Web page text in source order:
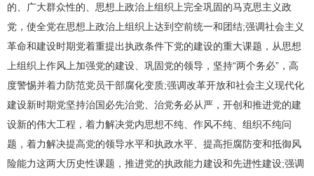
的、广大群众性的、思想上政治上组织上完全巩固的马克思主义政
党，使全党在思想上政治上组织上达到空前统一和团结;强调社会主义
革命和建设时期党着重提出执政条件下党的建设的重大课题，从思想
上组织上作风上加强党的建设、巩固党的领导，坚持“两个务必”，高
度警惕并着力防范党员干部腐化变质;强调改革开放和社会主义现代化
建设新时期党坚持治国必先治党、治党务必从严，开创和推进党的建
设新的伟大工程，着力解决党内思想不纯、作风不纯、组织不纯问
题，着力解决提高党的领导水平和执政水平、提高拒腐防变和抵御风
险能力这两大历史性课题，推进党的执政能力建设和先进性建设;强调